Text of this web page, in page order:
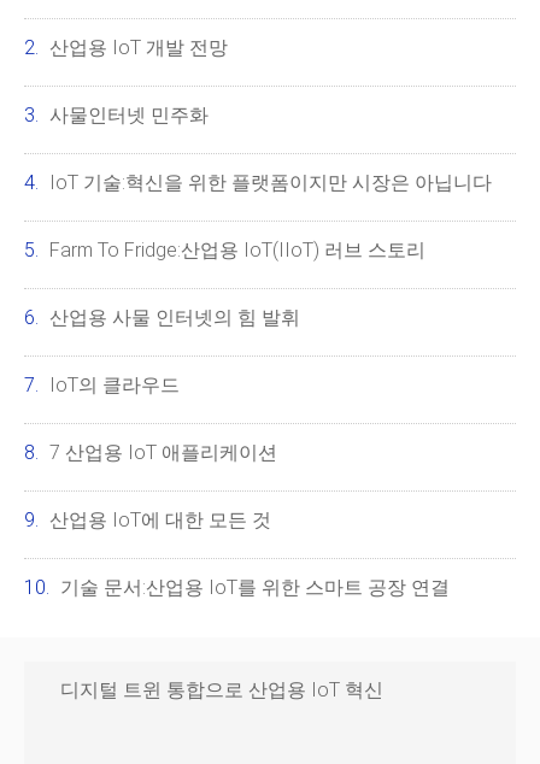
산업용 IoT 개발 전망
사물인터넷 민주화
IoT 기술:혁신을 위한 플랫폼이지만 시장은 아닙니다
Farm To Fridge:산업용 IoT(IIoT) 러브 스토리
산업용 사물 인터넷의 힘 발휘
IoT의 클라우드
7 산업용 IoT 애플리케이션
산업용 IoT에 대한 모든 것
기술 문서:산업용 IoT를 위한 스마트 공장 연결
디지털 트윈 통합으로 산업용 IoT 혁신